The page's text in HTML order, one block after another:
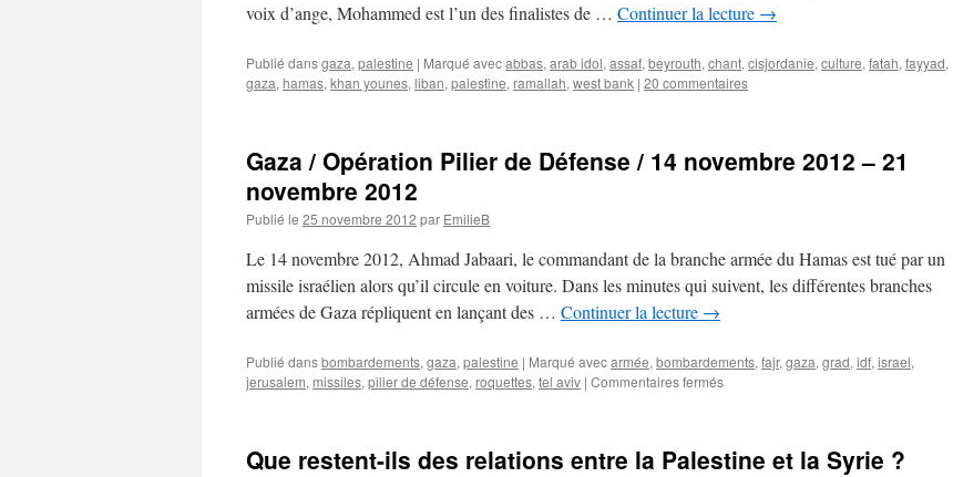
voix d’ange, Mohammed est l’un des finalistes de … Continuer la lecture →
Publié dansgaza, palestine | Marqué avecabbas, arab idol, assaf, beyrouth, chant, cisjordanie, culture, fatah, fayyad,
gaza, hamas, khan younes, liban, palestine, ramallah, west bank | 20 commentaires
Gaza / Opération Pilier de Défense / 14 novembre 2012 – 21
novembre 2012
Publié le 25 novembre 2012 par EmilieB
Le 14 novembre 2012, Ahmad Jabaari, le commandant de la branche armée du Hamas est tué par un
missile israélien alors qu’il circule en voiture. Dans les minutes qui suivent, les différentes branches
armées de Gaza répliquent en lançant des … Continuer la lecture →
Publié dansbombardements, gaza, palestine | Marqué avecarmée, bombardements, fajr, gaza, grad, idf, israel,
jerusalem, missiles, pilier de défense, roquettes, tel aviv | Commentaires fermés
Que restent-ils des relations entre la Palestine et la Syrie ?